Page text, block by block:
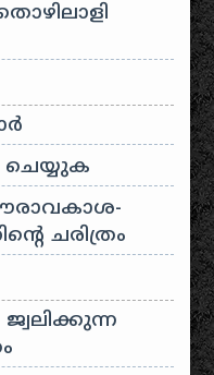
ചെയ്യുക
ചരിത്രം